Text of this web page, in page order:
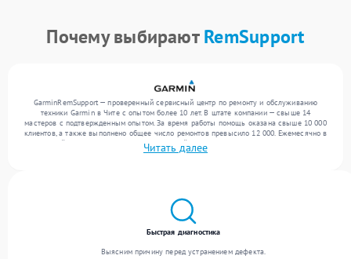
Почему выбираютRemSupport
GarminRemSupport — проверенный сервисный центр по ремонту и обслуживанию
техники Garmin в Чите с опытом более 10 лет. В штате компании — свыше 14
мастеров с подтвержденным опытом. За время работы помощь оказана свыше 10 000
клиентов, а также выполнено общее число ремонтов превысило 12 000. Ежемесячно в
сервисный центр поступает более 300 устройств, включая , , . Мы беремся за задачи
любой сложности и поддерживаем высокий стандарт качества благодаря
Читать далее
Быстрая диагностика
Выясним причину перед устранением дефекта.